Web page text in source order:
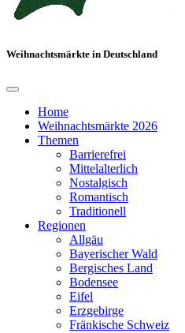
Weihnachtsmärkte in Deutschland
Home
Weihnachtsmärkte 2026
Themen
Barrierefrei
Mittelalterlich
Nostalgisch
Romantisch
Traditionell
Regionen
Allgäu
Bayerischer Wald
Bergisches Land
Bodensee
Eifel
Erzgebirge
Fränkische Schweiz